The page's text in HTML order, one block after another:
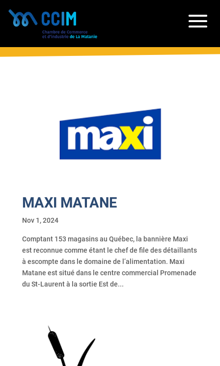
MAXI MATANE
Nov 1, 2024
Comptant 153 magasins au Québec, la bannière Maxi
est reconnue comme étant le chef de file des détaillants
à escompte dans le domaine de l’alimentation. Maxi
Matane est situé dans le centre commercial Promenade
du St-Laurent à la sortie Est de...